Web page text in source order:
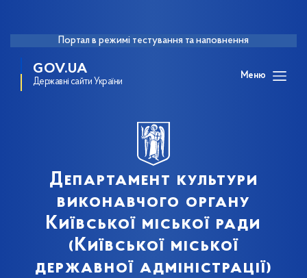
Портал в режимі тестування та наповнення
GOV.UA
Державні сайти України
Меню
Департамент культури
виконавчого органу
Київської міської ради
(Київської міської
державної адміністрації)